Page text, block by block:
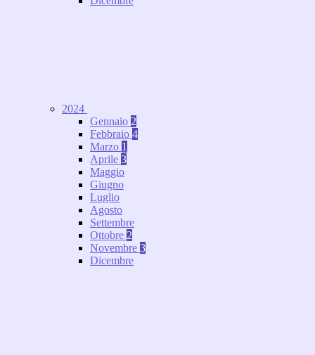
2024
Gennaio 2
Febbraio 4
Marzo 1
Aprile 3
Maggio
Giugno
Luglio
Agosto
Settembre
Ottobre 2
Novembre 3
Dicembre